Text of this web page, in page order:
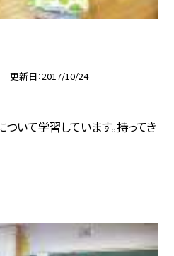
更新日 2017/10/24
ついて学習しています。持ってき